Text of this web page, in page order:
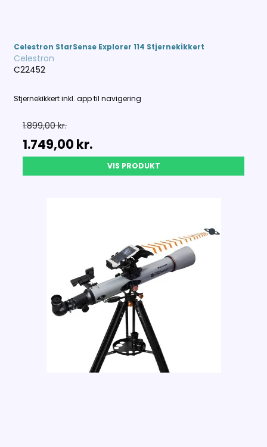
Celestron StarSense Explorer 114 Stjernekikkert
Celestron
C22452
Stjernekikkert inkl. app til navigering
1.899,00 kr.
1.749,00 kr.
VIS PRODUKT